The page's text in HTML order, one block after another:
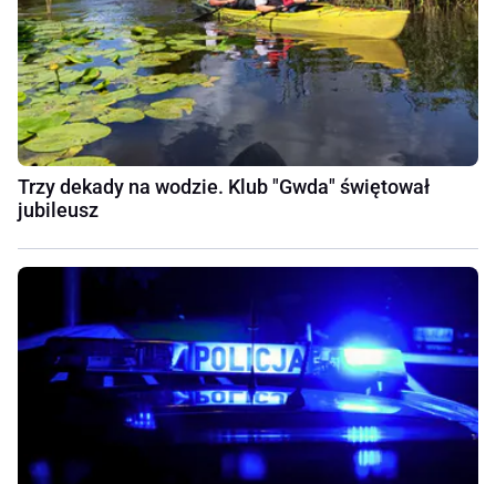
Trzy dekady na wodzie. Klub "Gwda" świętował
jubileusz